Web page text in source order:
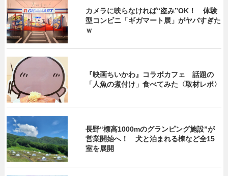
カメラに映らなければ“盗み”OK！ 体験
型コンビニ「ギガマート展」がヤバすぎた
ｗ
『映画ちいかわ』コラボカフェ 話題の
「人魚の煮付け」食べてみた〈取材レポ〉
長野“標高1000mのグランピング施設”が
営業開始へ！ 犬と泊まれる棟など全15
室を展開